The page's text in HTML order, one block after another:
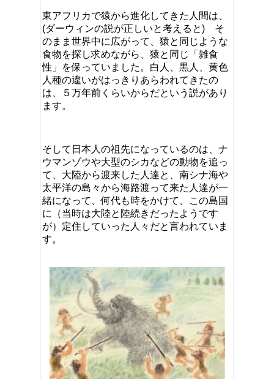
東アフリカで猿から進化してきた人間は、
(ダーウィンの説が正しいと考えると) そ
のまま世界中に広がって、猿と同じような
食物を探し求めながら、猿と同じ「雑食
性」を保っていました。白人、黒人、黄色
人種の違いがはっきりあらわれてきたの
は、５万年前くらいからだという説があり
ます。
そして日本人の祖先になっているのは、ナ
ウマンゾウや大型のシカなどの動物を追っ
て、大陸から渡来した人達と、南シナ海や
太平洋の島々から海路渡って来た人達が一
緒になって、何代も時をかけて、この島国
に（当時は大陸と陸続きだったようです
が）定住していった人々だと言われていま
す。